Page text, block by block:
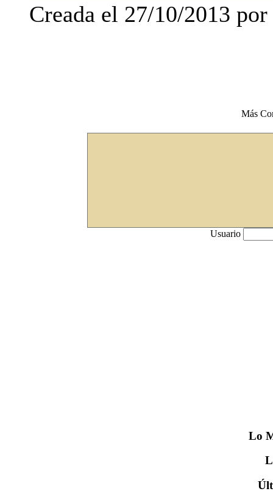
Creada el 27/10/2013
Más
Usuario
Lo